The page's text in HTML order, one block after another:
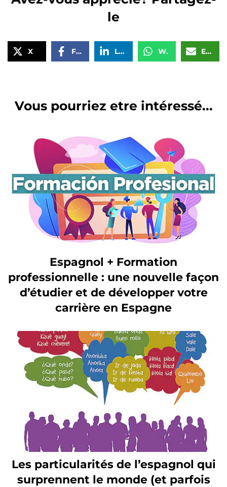
le
X Facebook LinkedIn WhatsApp Email
Vous pourriez etre intéressé...
Espagnol + Formation
professionnelle : une nouvelle façon
d’étudier et de développer votre
carrière en Espagne
Les particularités de l’espagnol qui
surprennent le monde (et parfois